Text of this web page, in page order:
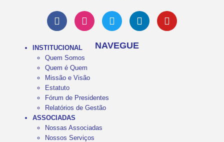
NAVEGUE
INSTITUCIONAL
Quem Somos
Quem é Quem
Missão e Visão
Estatuto
Fórum de Presidentes
Relatórios de Gestão
ASSOCIADAS
Nossas Associadas
Nossos Serviços